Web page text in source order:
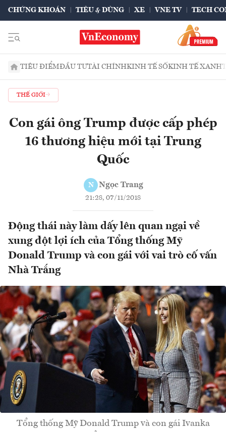
CHỨNG KHOÁN TIÊU & DÙNG XE VNE TV TECH
TIÊU ĐIỂMĐẦU TƯTÀI CHÍNHKINH TẾ SỐKINH TẾ XANH
THẾ GIỚI
Con gái ông Trump được cấp phép
16 thương hiệu mới tại Trung
Quốc
N Ngọc Trang
21:28, 07/11/2018
Động thái này làm dấy lên quan ngại về
xung đột lợi ích của Tổng thống Mỹ
Donald Trump và con gái với vai trò cố vấn
Nhà Trắng
Tổng thống Mỹ Donald Trump và con gái Ivanka